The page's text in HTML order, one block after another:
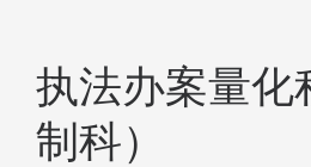
执法办案量化
制科）